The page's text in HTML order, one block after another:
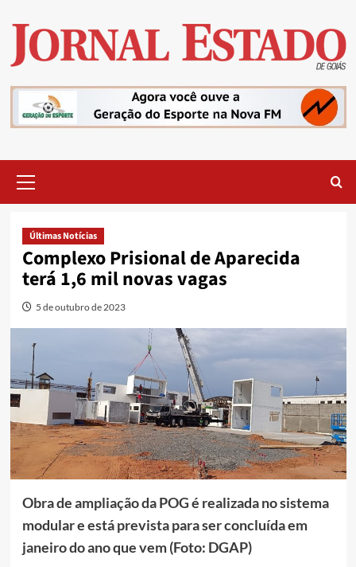
content
Menu
Últimas Notícias
Complexo Prisional de Aparecida
terá 1,6 mil novas vagas
5 de outubro de 2023
Obra de ampliação da POG é realizada no sistema
modular e está prevista para ser concluída em
janeiro do ano que vem (Foto: DGAP)